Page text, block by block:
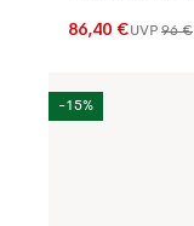
86,40 €UVP 96 €
-15%